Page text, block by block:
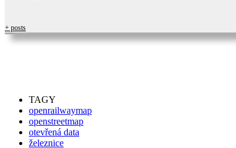
+ posts
TAGY
openrailwaymap
openstreetmap
otevřená data
železnice